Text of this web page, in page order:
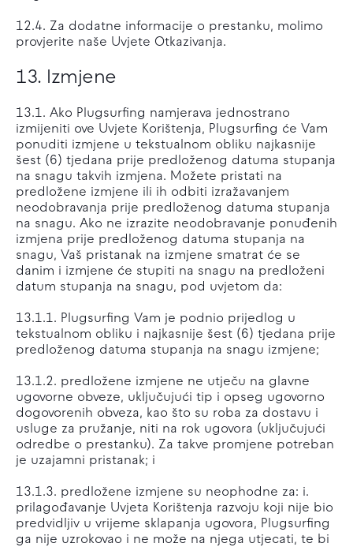
12.4. Za dodatne informacije o prestanku, molimo
provjerite naše Uvjete Otkazivanja.
13. Izmjene
13.1. Ako Plugsurfing namjerava jednostrano
izmijeniti ove Uvjete Korištenja, Plugsurfing će Vam
ponuditi izmjene u tekstualnom obliku najkasnije
šest (6) tjedana prije predloženog datuma stupanja
na snagu takvih izmjena. Možete pristati na
predložene izmjene ili ih odbiti izražavanjem
neodobravanja prije predloženog datuma stupanja
na snagu. Ako ne izrazite neodobravanje ponuđenih
izmjena prije predloženog datuma stupanja na
snagu, Vaš pristanak na izmjene smatrat će se
danim i izmjene će stupiti na snagu na predloženi
datum stupanja na snagu, pod uvjetom da:
13.1.1. Plugsurfing Vam je podnio prijedlog u
tekstualnom obliku i najkasnije šest (6) tjedana prije
predloženog datuma stupanja na snagu izmjene;
13.1.2. predložene izmjene ne utječu na glavne
ugovorne obveze, uključujući tip i opseg ugovorno
dogovorenih obveza, kao što su roba za dostavu i
usluge za pružanje, niti na rok ugovora (uključujući
odredbe o prestanku). Za takve promjene potreban
je uzajamni pristanak; i
13.1.3. predložene izmjene su neophodne za: i.
prilagođavanje Uvjeta Korištenja razvoju koji nije bio
predvidljiv u vrijeme sklapanja ugovora, Plugsurfing
ga nije uzrokovao i ne može na njega utjecati, te bi